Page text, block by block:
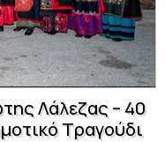
Λάλεζας – 40
Τραγούδι